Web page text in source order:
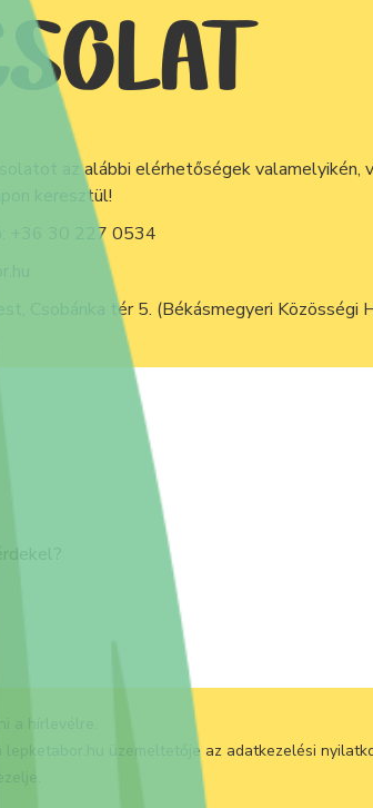
az alábbi elérhetőségek valamelyikén,
keresztül!
+36 30 227 0534
Csobánka tér 5. (Békásmegyeri Közösségi
lepketabor.hu üzemeltetője az adatkezelési